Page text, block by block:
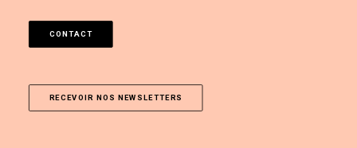
CONTACT
RECEVOIR NOS NEWSLETTERS